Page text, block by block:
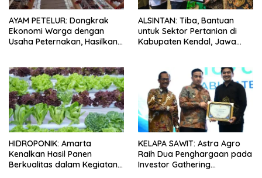
AYAM PETELUR: Dongkrak
Ekonomi Warga dengan
Usaha Peternakan, Hasilkan
ALSINTAN: Tiba, Bantuan
untuk Sektor Pertanian di
Kabupaten Kendal, Jawa
HIDROPONIK: Amarta
Kenalkan Hasil Panen
Berkualitas dalam Kegiatan
KELAPA SAWIT: Astra Agro
Raih Dua Penghargaan pada
Investor Gathering